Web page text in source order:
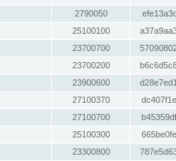
2790050
25100100
23700700
23700200
23900600
27100370
27100700
25100300
23300800